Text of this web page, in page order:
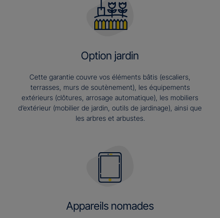
Option jardin
Cette garantie couvre vos éléments bâtis (escaliers,
terrasses, murs de soutènement), les équipements
extérieurs (clôtures, arrosage automatique), les mobiliers
d’extérieur (mobilier de jardin, outils de jardinage), ainsi que
les arbres et arbustes.
Appareils nomades